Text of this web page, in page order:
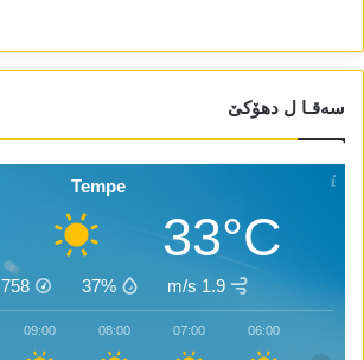
سەقـا ل دھۆکێ
Tempe
33°C
1.9 m/s
37%
758
06:00
07:00
08:00
09:00